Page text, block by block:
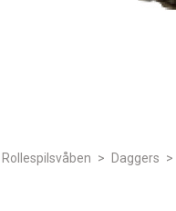
Rollespilsvåben > Daggers >